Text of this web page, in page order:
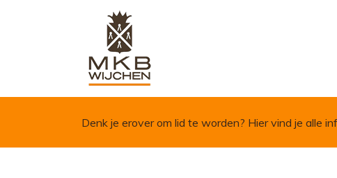
Denk je erover om lid te worden? Hier vind je alle